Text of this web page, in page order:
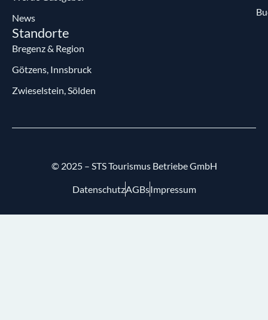
News
Standorte
Bregenz & Region
Götzens, Innsbruck
Zwieselstein, Sölden
© 2025 – STS Tourismus Betriebe GmbH
DatenschutzAGBsImpressum